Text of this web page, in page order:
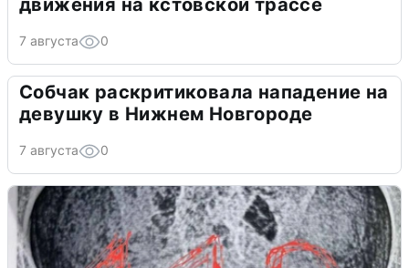
7 августа 0
Собчак раскритиковала нападение на
девушку в Нижнем Новгороде
7 августа 0